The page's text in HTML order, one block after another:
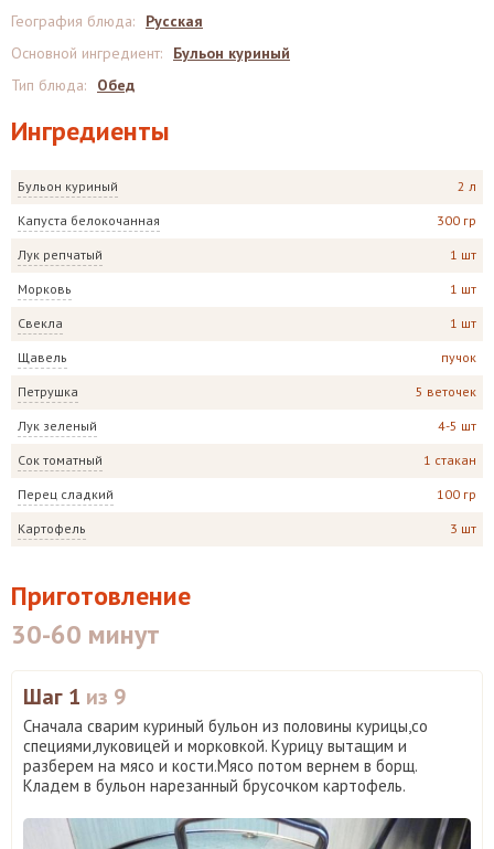
Ингредиенты
Бульон куриный 2 л
Капуста белокочанная 300 гр
Лук репчатый 1 шт
Морковь 1 шт
Свекла 1 шт
Щавель пучок
Петрушка 5 веточек
Лук зеленый 4-5 шт
Сок томатный 1 стакан
Перец сладкий 100 гр
Картофель 3 шт
География блюда:
Русская
Основной ингредиент:
Бульон куриный
Тип блюда: Обед
Приготовление
30-60 минут
Шаг 1 из 9
Сначала сварим куриный бульон из половины курицы,со
специями,луковицей и морковкой. Курицу вытащим и
разберем на мясо и кости.Мясо потом вернем в борщ.
Кладем в бульон нарезанный брусочком картофель.